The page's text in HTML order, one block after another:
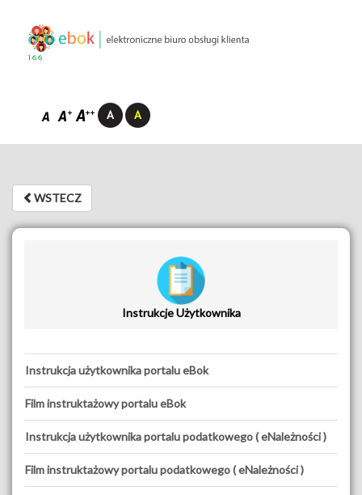
1.6.6
WSTECZWSTECZ
Instrukcje Użytkownika
Instrukcja użytkownika portalu eBok
Film instruktażowy portalu eBok
Instrukcja użytkownika portalu podatkowego ( eNależności )
Film instruktażowy portalu podatkowego ( eNależności )